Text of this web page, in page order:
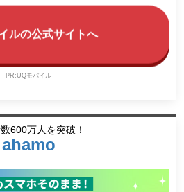
ルの公式サイトへ
PR:UQモバイル
600万人を突破！
ahamo